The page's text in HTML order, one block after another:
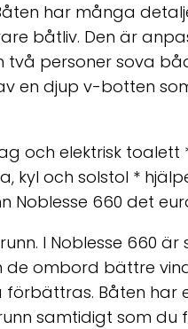
har många
båtliv. Den är
två personer sova
en djup v-botten
och elektrisk
kyl och solstol *
Noblesse 660 det
I Noblesse 660
ombord bättre
förbättras. Båten har
samtidigt som du